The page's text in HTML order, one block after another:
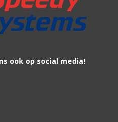
ook op social media!